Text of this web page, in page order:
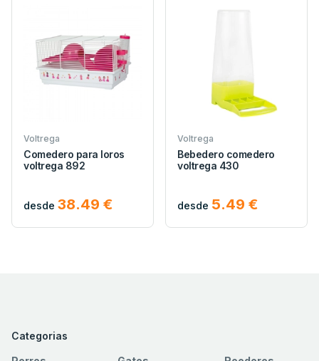
Voltrega
Comedero para loros
voltrega 892
desde 38.49 €
Voltrega
Bebedero comedero
voltrega 430
desde 5.49 €
Categorias